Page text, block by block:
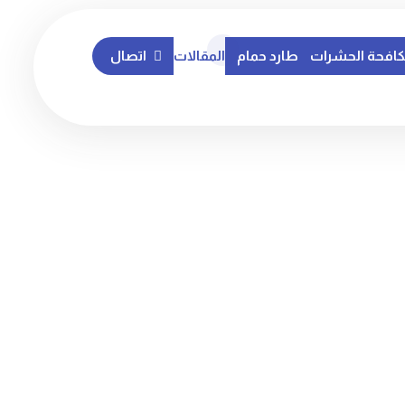
الحشرات طارد حمام المقالات اتصال